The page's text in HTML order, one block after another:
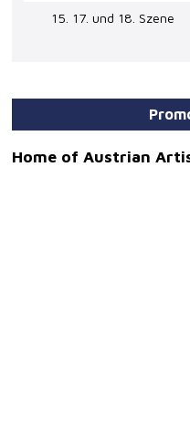
15. 17. und 18. Szene
Home of Austrian